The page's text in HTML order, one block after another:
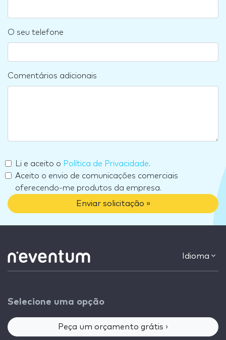
O seu telefone
Comentários adicionais
Li e aceito o Política de Privacidade.
Aceito o envio de comunicações comerciais
oferecendo-me produtos da empresa.
Enviar solicitação »
Idioma
Selecione uma opção
Peça um orçamento grátis ›